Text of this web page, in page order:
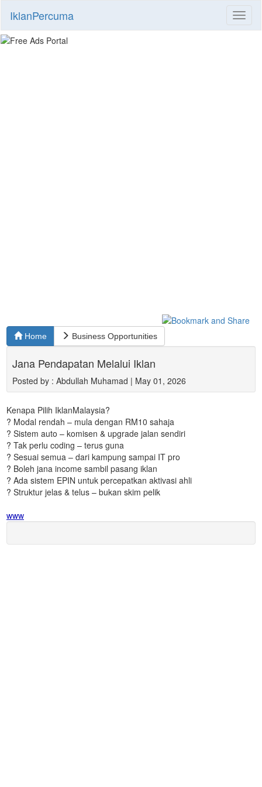
IklanPercuma
Home Business Opportunities
Jana Pendapatan Melalui Iklan
Posted by : Abdullah Muhamad | May 01, 2026
Kenapa Pilih IklanMalaysia?
? Modal rendah – mula dengan RM10 sahaja
? Sistem auto – komisen & upgrade jalan sendiri
? Tak perlu coding – terus guna
? Sesuai semua – dari kampung sampai IT pro
? Boleh jana income sambil pasang iklan
? Ada sistem EPIN untuk percepatkan aktivasi ahli
? Struktur jelas & telus – bukan skim pelik
www